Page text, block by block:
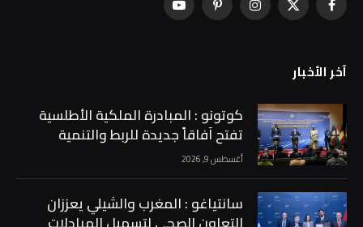
فيسبوكX
الانستغرامبينتيريستيوتيوب
آخر الأخبار
كوتونو : المبادرة الملكية الأطلسية
تفتح آفاقاً جديدة للربط والتنمية
والتكامل في إفريقيا …
أغسطس 9, 2026
سانتياغو : المغرب والشيلي يعززان